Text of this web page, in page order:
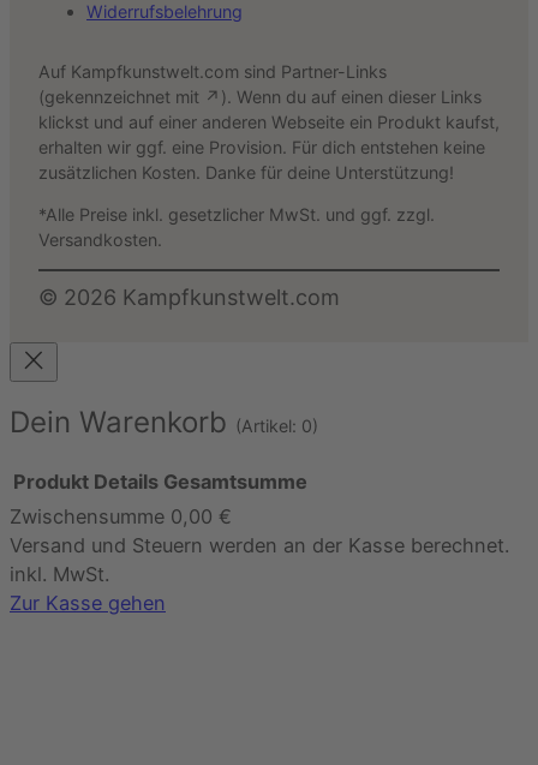
Widerrufsbelehrung
Auf Kampfkunstwelt.com sind Partner-Links
(gekennzeichnet mit ↗). Wenn du auf einen dieser Links
klickst und auf einer anderen Webseite ein Produkt kaufst,
erhalten wir ggf. eine Provision. Für dich entstehen keine
zusätzlichen Kosten. Danke für deine Unterstützung!
*Alle Preise inkl. gesetzlicher MwSt. und ggf. zzgl.
Versandkosten.
© 2026 Kampfkunstwelt.com
Dein Warenkorb (Artikel: 0)
Produkte
im
Warenkorb
Produkt Details Gesamtsumme
Zwischensumme 0,00 €
Versand und Steuern werden an der Kasse berechnet.
inkl. MwSt.
Zur Kasse gehen